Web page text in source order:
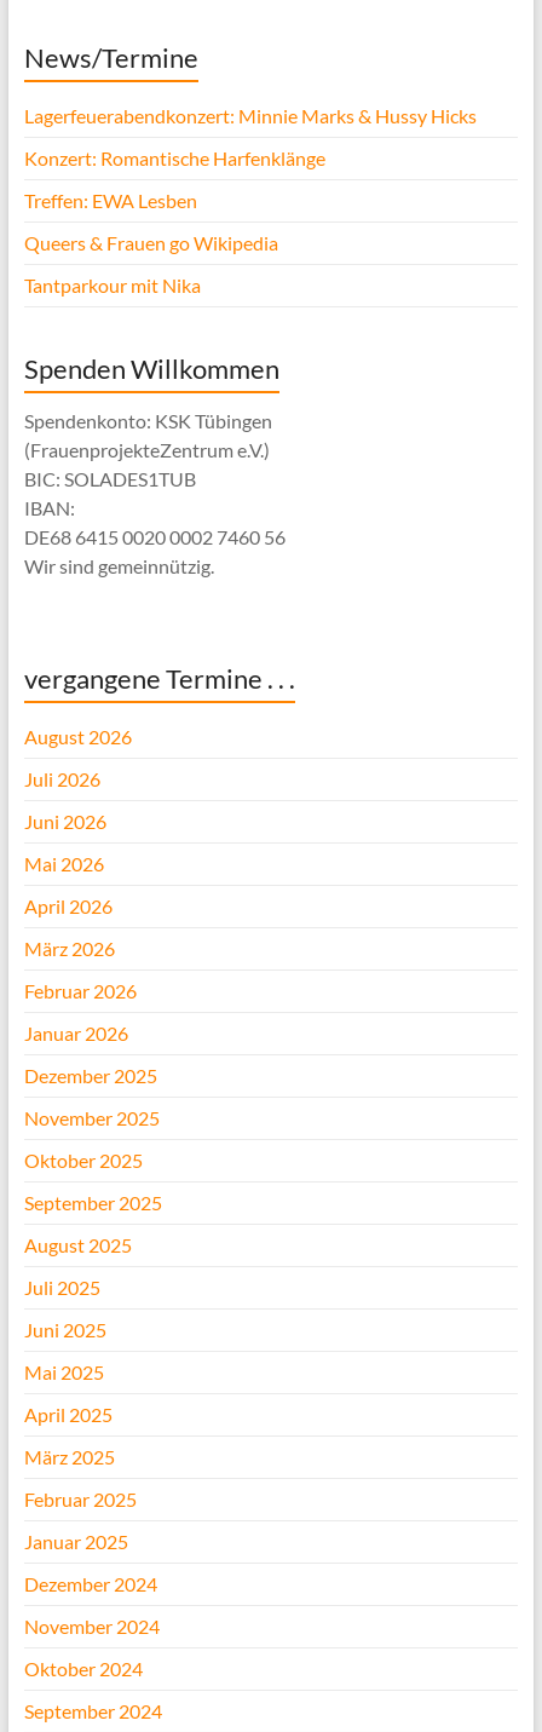
News/Termine
Lagerfeuerabendkonzert: Minnie Marks & Hussy Hicks
Konzert: Romantische Harfenklänge
Treffen: EWA Lesben
Queers & Frauen go Wikipedia
Tantparkour mit Nika
Spenden Willkommen
Spendenkonto: KSK Tübingen
(FrauenprojekteZentrum e.V.)
BIC: SOLADES1TUB
IBAN:
DE68 6415 0020 0002 7460 56
Wir sind gemeinnützig.
vergangene Termine . . .
August 2026
Juli 2026
Juni 2026
Mai 2026
April 2026
März 2026
Februar 2026
Januar 2026
Dezember 2025
November 2025
Oktober 2025
September 2025
August 2025
Juli 2025
Juni 2025
Mai 2025
April 2025
März 2025
Februar 2025
Januar 2025
Dezember 2024
November 2024
Oktober 2024
September 2024